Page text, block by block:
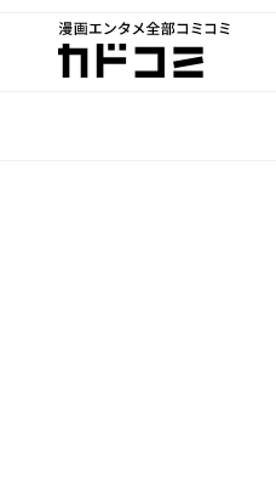
漫画エンタメ全部コミコミ
カドコミ